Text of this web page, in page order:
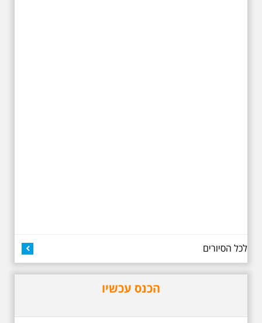
סיור בסימן עשור
לפטירתו. סיור מיוחד
בעקבות חייו ושיריו -
עטור מצחך זהב שחור
תחנות תל אביביות מחייו
של אריק איינשטיין -
תוצרת הארץ
לכל הסיורים
הכנס עכשיו